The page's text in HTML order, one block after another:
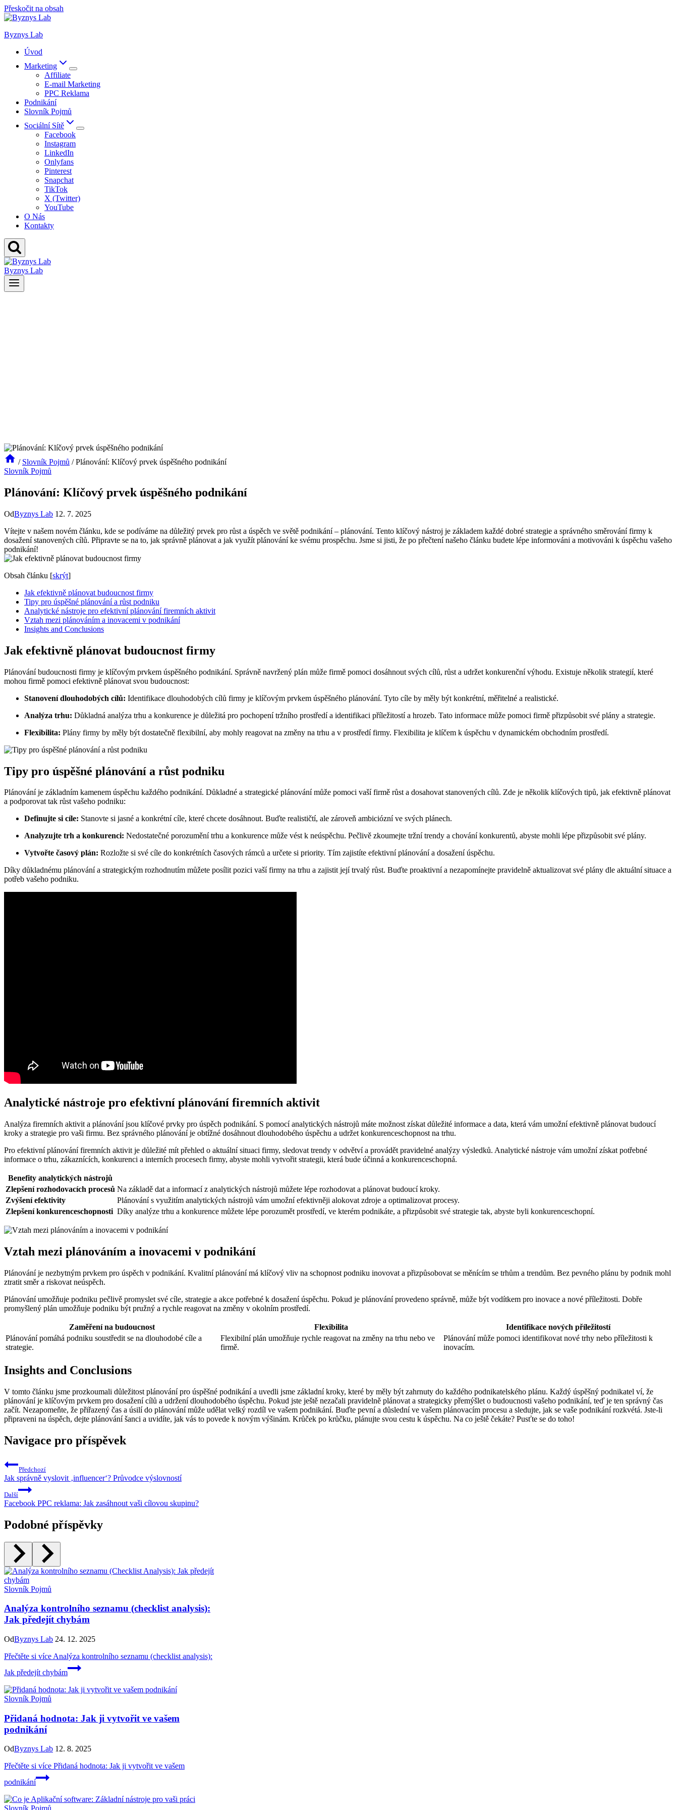
Přeskočit na obsah
Byznys Lab
Úvod
Marketing
Affiliate
E-mail Marketing
PPC Reklama
Podnikání
Slovník Pojmů
Sociální Sítě
Facebook
Instagram
LinkedIn
Onlyfans
Pinterest
Snapchat
TikTok
X (Twitter)
YouTube
O Nás
Kontakty
Byznys Lab
/ Slovník Pojmů / Plánování: Klíčový prvek úspěšného podnikání
Slovník Pojmů
Plánování: Klíčový prvek úspěšného podnikání
OdByznys Lab 12. 7. 2025
Vítejte v našem novém článku, kde se podíváme na důležitý prvek pro růst a úspěch ve světě podnikání – plánování. Tento klíčový nástroj je základem každé dobré strategie a správného směrování firmy k
dosažení stanovených cílů. Připravte se na to, jak správně plánovat a jak využít plánování ke svému prospěchu. Jsme si jisti, že po přečtení našeho článku budete lépe informováni a motivováni k úspěchu vašeho
podnikání!
Obsah článku [skrýt]
Jak efektivně plánovat budoucnost firmy
Tipy pro úspěšné plánování a růst podniku
Analytické nástroje pro efektivní plánování firemních aktivit
Vztah mezi plánováním a inovacemi v podnikání
Insights and Conclusions
Jak efektivně plánovat budoucnost firmy
Plánování budoucnosti firmy je klíčovým prvkem úspěšného podnikání. Správně navržený plán může firmě pomoci dosáhnout svých cílů, růst a udržet konkurenční výhodu. Existuje několik strategií, které
mohou firmě pomoci efektivně plánovat svou budoucnost:
Stanovení dlouhodobých cílů: Identifikace dlouhodobých cílů firmy je klíčovým prvkem úspěšného plánování. Tyto cíle by měly být konkrétní, měřitelné a realistické.
Analýza trhu: Důkladná analýza trhu a konkurence je důležitá pro pochopení tržního prostředí a identifikaci příležitostí a hrozeb. Tato informace může pomoci firmě přizpůsobit své plány a strategie.
Flexibilita: Plány firmy by měly být dostatečně flexibilní, aby mohly reagovat na změny na trhu a v prostředí firmy. Flexibilita je klíčem k úspěchu v dynamickém obchodním prostředí.
Tipy pro úspěšné plánování a růst podniku
Plánování je základním kamenem úspěchu každého podnikání. Důkladné a strategické plánování může pomoci vaší firmě růst a dosahovat stanovených cílů. Zde je několik klíčových tipů, jak efektivně plánovat
a podporovat tak růst vašeho podniku:
Definujte si cíle: Stanovte si jasné a konkrétní cíle, které chcete dosáhnout. Buďte realističtí, ale zároveň ambiciózní ve svých plánech.
Analyzujte trh a konkurenci: Nedostatečné porozumění trhu a konkurence může vést k neúspěchu. Pečlivě zkoumejte tržní trendy a chování konkurentů, abyste mohli lépe přizpůsobit své plány.
Vytvořte časový plán: Rozložte si své cíle do konkrétních časových rámců a určete si priority. Tím zajistíte efektivní plánování a dosažení úspěchu.
Díky důkladnému plánování a strategickým rozhodnutím můžete posílit pozici vaší firmy na trhu a zajistit její trvalý růst. Buďte proaktivní a nezapomínejte pravidelně aktualizovat své plány dle aktuální situace a
potřeb vašeho podniku.
Analytické nástroje pro efektivní plánování firemních aktivit
Analýza firemních aktivit a plánování jsou klíčové prvky pro úspěch podnikání. S pomocí analytických nástrojů máte možnost získat důležité informace a data, která vám umožní efektivně plánovat budoucí
kroky a strategie pro vaši firmu. Bez správného plánování je obtížné dosáhnout dlouhodobého úspěchu a udržet konkurenceschopnost na trhu.
Pro efektivní plánování firemních aktivit je důležité mít přehled o aktuální situaci firmy, sledovat trendy v odvětví a provádět pravidelné analýzy výsledků. Analytické nástroje vám umožní získat potřebné
informace o trhu, zákaznících, konkurenci a interních procesech firmy, abyste mohli vytvořit strategii, která bude účinná a konkurenceschopná.
Benefity analytických nástrojů
Zlepšení rozhodovacích procesů Na základě dat a informací z analytických nástrojů můžete lépe rozhodovat a plánovat budoucí kroky.
Zvýšení efektivity
Plánování s využitím analytických nástrojů vám umožní efektivněji alokovat zdroje a optimalizovat procesy.
Zlepšení konkurenceschopnosti Díky analýze trhu a konkurence můžete lépe porozumět prostředí, ve kterém podnikáte, a přizpůsobit své strategie tak, abyste byli konkurenceschopní.
Vztah mezi plánováním a inovacemi v podnikání
Plánování je nezbytným prvkem pro úspěch v podnikání. Kvalitní plánování má klíčový vliv na schopnost podniku inovovat a přizpůsobovat se měnícím se trhům a trendům. Bez pevného plánu by podnik mohl
ztratit směr a riskovat neúspěch.
Plánování umožňuje podniku pečlivě promyslet své cíle, strategie a akce potřebné k dosažení úspěchu. Pokud je plánování provedeno správně, může být vodítkem pro inovace a nové příležitosti. Dobře
promyšlený plán umožňuje podniku být pružný a rychle reagovat na změny v okolním prostředí.
Zaměření na budoucnost Flexibilita
Identifikace nových příležitostí
Plánování pomáhá podniku soustředit se na dlouhodobé cíle a
strategie.
Flexibilní plán umožňuje rychle reagovat na změny na trhu nebo ve
firmě.
Plánování může pomoci identifikovat nové trhy nebo příležitosti k
inovacím.
Insights and Conclusions
V tomto článku jsme prozkoumali důležitost plánování pro úspěšné podnikání a uvedli jsme základní kroky, které by měly být zahrnuty do každého podnikatelského plánu. Každý úspěšný podnikatel ví, že
plánování je klíčovým prvkem pro dosažení cílů a udržení dlouhodobého úspěchu. Pokud jste ještě nezačali pravidelně plánovat a strategicky přemýšlet o budoucnosti vašeho podnikání, teď je ten správný čas
začít. Nezapomeňte, že přiřazený čas a úsilí do plánování může udělat velký rozdíl ve vašem podnikání. Buďte pevní a důslední ve vašem plánovacím procesu a sledujte, jak se vaše podnikání rozkvétá. Jste-li
připraveni na úspěch, dejte plánování šanci a uvidíte, jak vás to povede k novým výšinám. Krůček po krůčku, plánujte svou cestu k úspěchu. Na co ještě čekáte? Pusťte se do toho!
Navigace pro příspěvek
Předchozí
Jak správně vyslovit ‚influencer‘? Průvodce výslovností
Další
Facebook PPC reklama: Jak zasáhnout vaši cílovou skupinu?
Podobné příspěvky
Slovník Pojmů
Analýza kontrolního seznamu (checklist analysis):
Jak předejít chybám
OdByznys Lab 24. 12. 2025
Přečtěte si více Analýza kontrolního seznamu (checklist analysis):
Jak předejít chybám
Slovník Pojmů
Přidaná hodnota: Jak ji vytvořit ve vašem
podnikání
OdByznys Lab 12. 8. 2025
Přečtěte si více Přidaná hodnota: Jak ji vytvořit ve vašem
podnikání